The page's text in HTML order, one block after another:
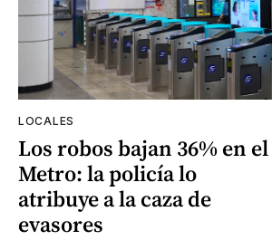
LOCALES
Los robos bajan 36% en el
Metro: la policía lo
atribuye a la caza de
evasores